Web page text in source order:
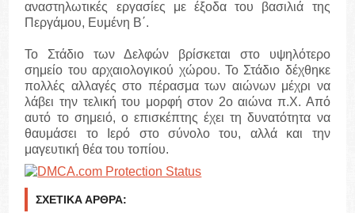
αναστηλωτικές εργασίες με έξοδα του βασιλιά της
Περγάμου, Ευμένη Β΄.
Το Στάδιο των Δελφών βρίσκεται στο υψηλότερο
σημείο του αρχαιολογικού χώρου. Το Στάδιο δέχθηκε
πολλές αλλαγές στο πέρασμα των αιώνων μέχρι να
λάβει την τελική του μορφή στον 2ο αιώνα π.Χ. Από
αυτό το σημειό, ο επισκέπτης έχει τη δυνατότητα να
θαυμάσει το Ιερό στο σύνολο του, αλλά και την
μαγευτική θέα του τοπίου.
ΣΧΕΤΙΚΆ ΆΡΘΡΑ: